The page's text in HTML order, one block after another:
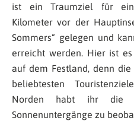
ist ein Traumziel für
Kilometer vor der
Sommers“ gelegen und
erreicht werden. Hier ist
auf dem Festland, denn
beliebtesten
Norden habt ihr die
Sonnenuntergänge zu